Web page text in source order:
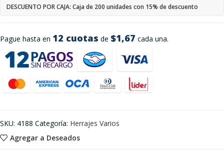
Pague hasta en 12 cuotas de $1,67 cada una.
DESCUENTO POR CAJA: Caja de 200 unidades con 15% de descuento
Agregar a Deseados
SKU: 4188 Categoría: Herrajes Varios